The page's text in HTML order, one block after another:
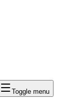
Toggle menu